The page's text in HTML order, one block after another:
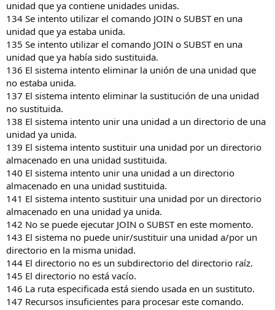
unidad que ya contiene unidades unidas.
134 Se intento utilizar el comando JOIN o SUBST en una
unidad que ya estaba unida.
135 Se intento utilizar el comando JOIN o SUBST en una
unidad que ya había sido sustituida.
136 El sistema intento eliminar la unión de una unidad que
no estaba unida.
137 El sistema intento eliminar la sustitución de una unidad
no sustituida.
138 El sistema intento unir una unidad a un directorio de una
unidad ya unida.
139 El sistema intento sustituir una unidad por un directorio
almacenado en una unidad sustituida.
140 El sistema intento unir una unidad a un directorio
almacenado en una unidad sustituida.
141 El sistema intento sustituir una unidad por un directorio
almacenado en una unidad ya unida.
142 No se puede ejecutar JOIN o SUBST en este momento.
143 El sistema no puede unir/sustituir una unidad a/por un
directorio en la misma unidad.
144 El directorio no es un subdirectorio del directorio raíz.
145 El directorio no está vacío.
146 La ruta especificada está siendo usada en un sustituto.
147 Recursos insuficientes para procesar este comando.